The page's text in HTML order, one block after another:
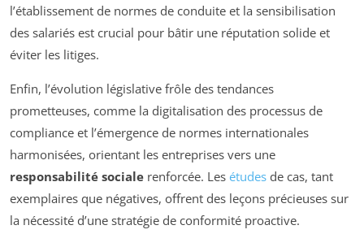
l’établissement de normes de conduite et la sensibilisation
des salariés est crucial pour bâtir une réputation solide et
éviter les litiges.
Enfin, l’évolution législative frôle des tendances
prometteuses, comme la digitalisation des processus de
compliance et l’émergence de normes internationales
harmonisées, orientant les entreprises vers une
responsabilité sociale renforcée. Les études de cas, tant
exemplaires que négatives, offrent des leçons précieuses sur
la nécessité d’une stratégie de conformité proactive.